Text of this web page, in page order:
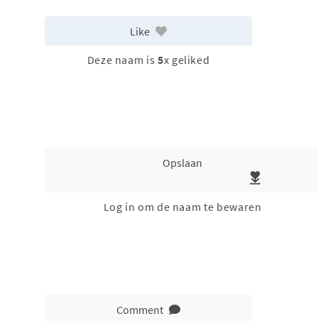
Like
Deze naam is 5x geliked
Opslaan
Log in om de naam te bewaren
Comment